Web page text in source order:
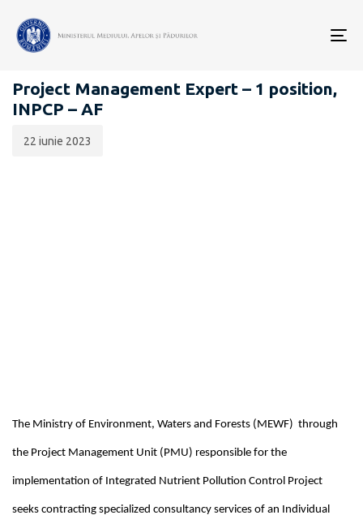
CARIERĂ
Project Management Expert – 1 position,
INPCP – AF
publicării:
22 iunie 2023
The Ministry of Environment, Waters and Forests (MEWF) through
the Project Management Unit (PMU) responsible for the
implementation of Integrated Nutrient Pollution Control Project
seeks contracting specialized consultancy services of an Individual